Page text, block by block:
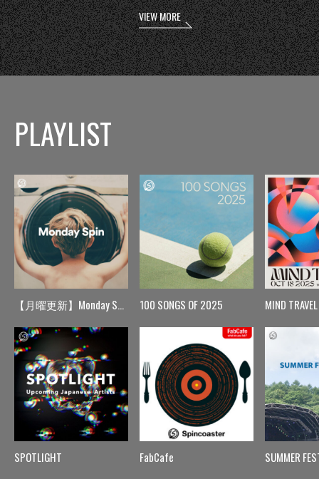
VIEW MORE
PLAYLIST
【月曜更新】Monday Spin
SPOTLIGHT
100 SONGS OF 2025
FabCafe
MIND TRAVEL
SUMMER